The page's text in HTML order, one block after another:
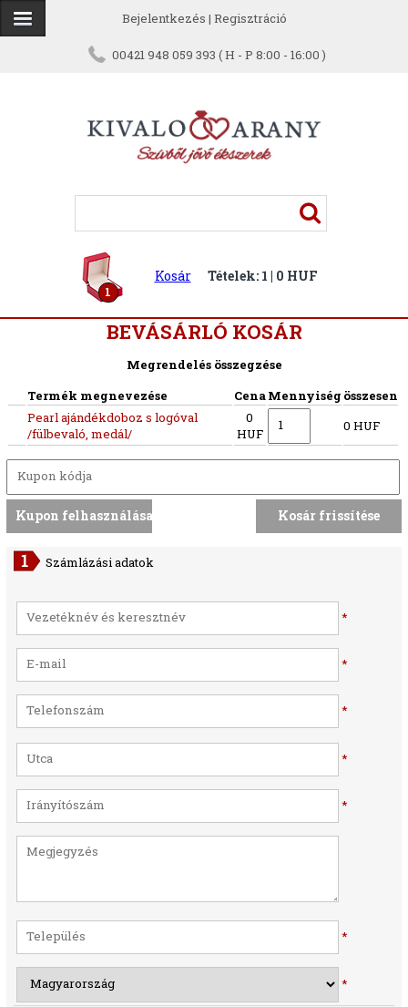
Bejelentkezés | Regisztráció
00421 948 059 393 ( H - P 8:00 - 16:00 )
1
Kosár Tételek: 1 | 0 HUF
BEVÁSÁRLÓ KOSÁR
Megrendelés összegzése
Termék megnevezése
CenaMennyiség összesen
Pearl ajándékdoboz s logóval
/fülbevaló, medál/
0
HUF
0 HUF
Számlázási adatok
*
*
*
*
*
*
*